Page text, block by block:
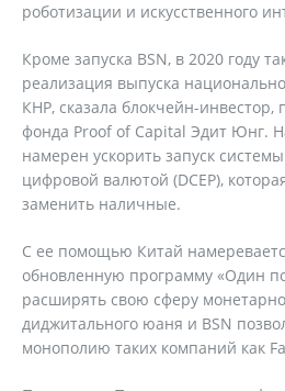
роботизации и искусственного
Кроме запуска BSN, в 2020 году
реализация выпуска
КНР, сказала блокчейн-инвестор,
фонда Proof of Capital Эдит Юнг.
намерен ускорить запуск
цифровой валютой (DCEP),
заменить наличные.
С ее помощью Китай
обновленную программу «Один
расширять свою сферу
диджитального юаня и BSN
монополию таких компаний как